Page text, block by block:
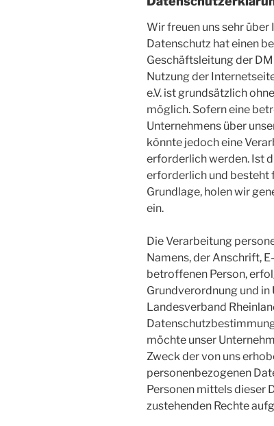
Wir freuen uns sehr über
Datenschutz hat einen
Geschäftsleitung der
Nutzung der
e.V. ist grundsätzlich
möglich. Sofern eine
Unternehmens über
könnte jedoch eine
erforderlich werden. Ist
erforderlich und besteht
Grundlage, holen wir
ein.
Die Verarbeitung
Namens, der Anschrift,
betroffenen Person,
Grundverordnung und
Landesverband
möchte unser
Zweck der von uns
personenbezogenen
Personen mittels dieser
zustehenden Rechte